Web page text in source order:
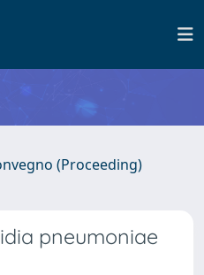
(Proceeding)
pneumoniae